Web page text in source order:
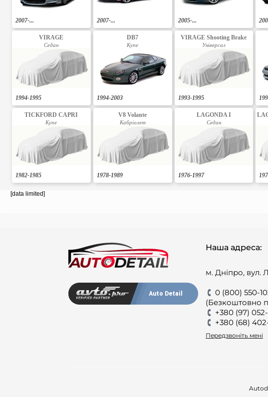
2007-... 2007-... 2005-...
VIRAGE
Седан
1994-1995
DB7
Купе
1994-2003
VIRAGE Shooting Brake
Універсал
1993-1995
TICKFORD CAPRI
Купе
1982-1985
V8 Volante
Кабріолет
1978-1989
LAGONDA I
Седан
1976-1997
[data limited]
Auto Detail
Наша адреса:
м. Дніпро, вул.
0 (800) 550-
(Безкоштовно
+380 (97)
+380 (68)
Передзвоніть мені